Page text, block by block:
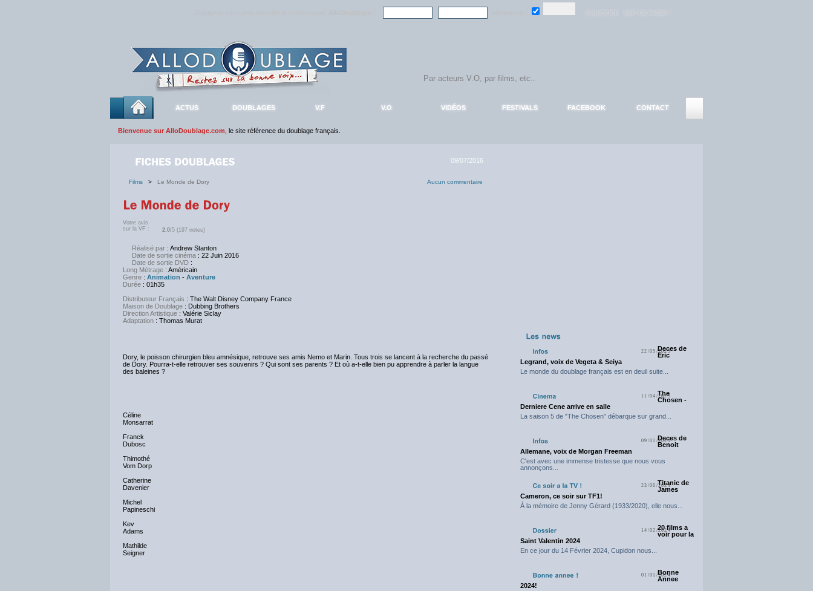
ACTUS DOUBLAGES V.F V.O VIDÉOS FESTIVALS FACEBOOK CONTACT
Bienvenue sur AlloDoublage.com , le site référence du doublage français.
09/07/2016
Films > Le Monde de Dory Aucun commentaire
Votre avis
sur la VF :
2.0/5 (197 notes)
Réalisé par : Andrew Stanton
Date de sortie cinéma : 22 Juin 2016
Date de sortie DVD :
Long Métrage : Américain
Genre : Animation - Aventure
Durée : 01h35
Distributeur Français : The Walt Disney Company France
Maison de Doublage : Dubbing Brothers
Direction Artistique : Valérie Siclay
Adaptation : Thomas Murat
Dory, le poisson chirurgien bleu amnésique, retrouve ses amis Nemo et Marin. Tous trois se lancent à la recherche du passé
de Dory. Pourra-t-elle retrouver ses souvenirs ? Qui sont ses parents ? Et où a-t-elle bien pu apprendre à parler la langue
des baleines ?
Céline
Monsarrat
Franck
Dubosc
Thimothé
Vom Dorp
Catherine
Davenier
Michel
Papineschi
Kev
Adams
Mathilde
Seigner
22/05/2025Deces de
Eric
Legrand, voix de Vegeta & Seiya
Le monde du doublage français est en deuil suite...
11/04/2025
The
Chosen -
Derniere Cene arrive en salle
La saison 5 de "The Chosen" débarque sur grand...
09/01/2025Deces de
Benoit
Allemane, voix de Morgan Freeman
C'est avec une immense tristesse que nous vous
annonçons...
23/06/2024Titanic de
James
Cameron, ce soir sur TF1!
À la mémoire de Jenny Gérard (1933/2020), elle nous...
14/02/202420 films a
voir pour la
Saint Valentin 2024
En ce jour du 14 Février 2024, Cupidon nous...
01/01/2024
Bonne
Annee
2024!